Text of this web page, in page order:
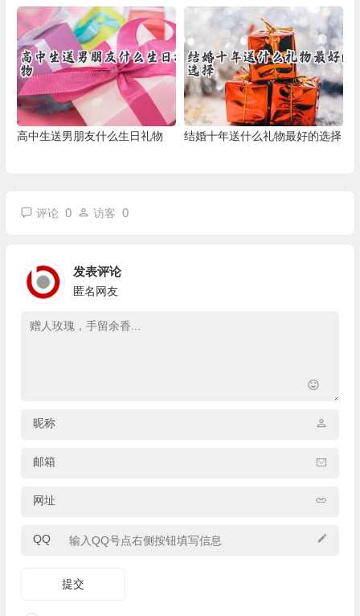
高中生送男朋友什么生日礼物 结婚十年送什么礼物最好的选择
评论 0 访客 0
发表评论
匿名网友
昵称
邮箱
网址
QQ